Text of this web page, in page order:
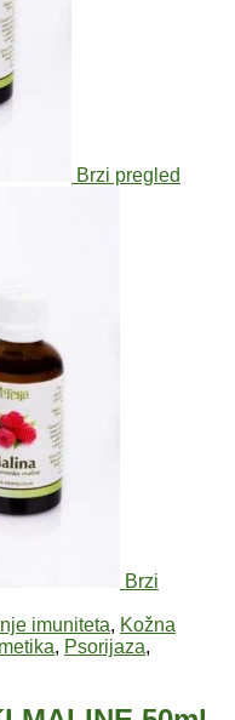
Brzi pregled
Brzi
imuniteta, Kožna
, Psorijaza,